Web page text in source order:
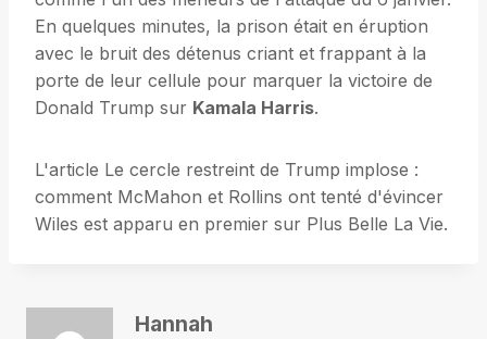
En quelques minutes, la prison était en éruption
avec le bruit des détenus criant et frappant à la
porte de leur cellule pour marquer la victoire de
Donald Trump sur Kamala Harris.
L'article Le cercle restreint de Trump implose :
comment McMahon et Rollins ont tenté d'évincer
Wiles est apparu en premier sur Plus Belle La Vie.
Hannah